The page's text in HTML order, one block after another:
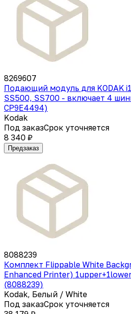
8269607
Подающий модуль для KODAK
SS500, SS700 - включает 4
СP9E4494)
Kodak
Под заказСрок уточняется
8 340 ₽
Предзаказ
8088239
Комплект Flippable White
Enhanced Printer)
(8088239)
Kodak, Белый / White
Под заказСрок уточняется